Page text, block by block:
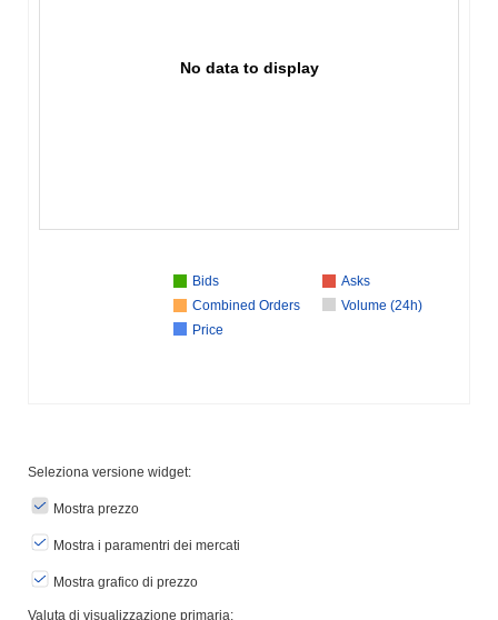
No data to display
Bids
Asks
Combined Orders
Volume (24h)
Price
Seleziona versione widget:
Mostra prezzo
Mostra i paramentri dei mercati
Mostra grafico di prezzo
Valuta di visualizzazione primaria: